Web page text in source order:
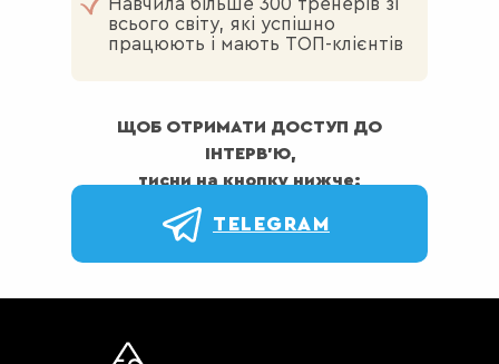
Навчила більше 300 тренерів зі
всього світу, які успішно
працюють і мають ТОП-клієнтів
ЩОБ ОТРИМАТИ ДОСТУП ДО
ІНТЕРВ’Ю,
тисни на кнопку нижче:
TELEGRAM